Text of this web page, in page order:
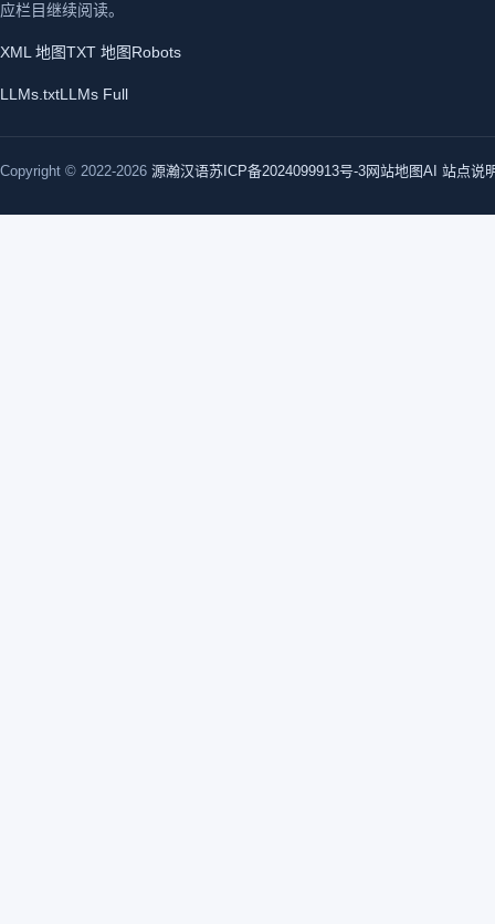
应栏目继续阅读。
XML 地图TXT 地图Robots
LLMs.txtLLMs Full
Copyright © 2022-2026 源瀚汉语苏ICP备2024099913号-3网站地图AI 站点说